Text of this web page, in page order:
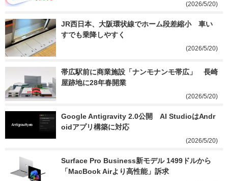
(2026/5/20)
JR西日本、大阪環状線でホーム段差縮小　車い
すでも乗降しやすく
(2026/5/20)
帯広駅前に商業施設「ナンモナンモ帯広」　長崎
屋跡地に28年春開業
(2026/5/20)
Google Antigravity 2.0公開　AI StudioはAndr
oidアプリ構築に対応
(2026/5/20)
Surface Pro Business新モデル 1499ドルから
「MacBook Airより高性能」訴求